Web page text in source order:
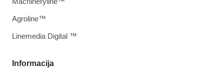
Informacija
Agroline™
Linemedia Digital ™